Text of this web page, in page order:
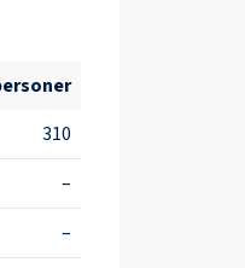
310
–
–